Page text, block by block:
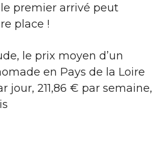
le premier arrivé peut
place !
le prix moyen d’un
en Pays de la Loire
jour, 211,86 € par semaine,